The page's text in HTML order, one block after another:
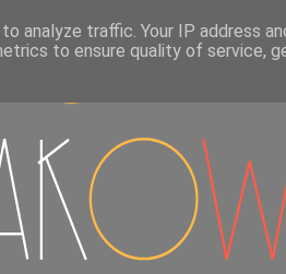
analyze traffic. Your IP address
to ensure quality of service,